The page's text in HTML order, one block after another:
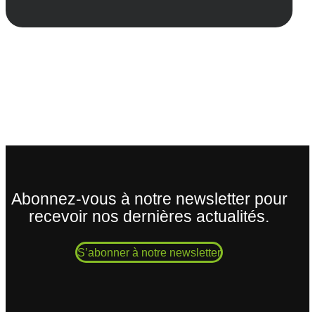
Abonnez-vous à notre newsletter pour
recevoir nos dernières actualités.
S’abonner à notre newsletter